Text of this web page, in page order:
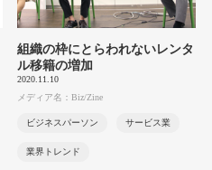
組織の枠にとらわれないレンタ
ル移籍の増加
2020.11.10
メディア名：Biz/Zine
ビジネスパーソン サービス業
業界トレンド